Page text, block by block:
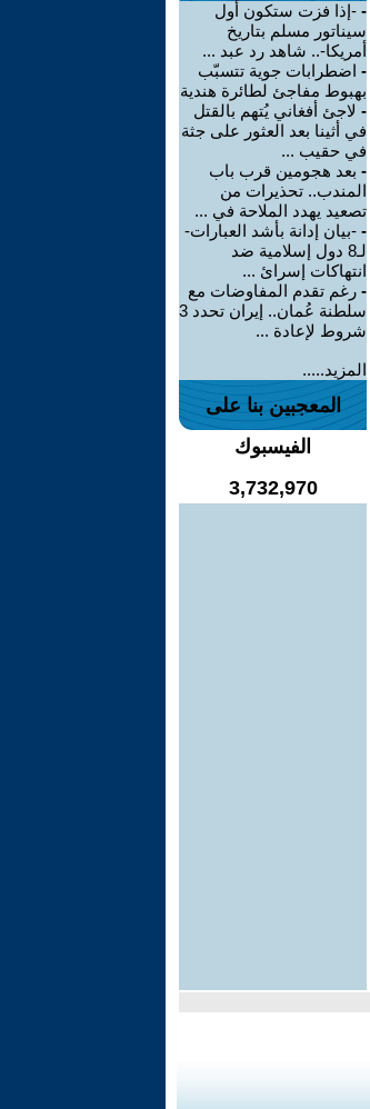
- -إذا فزت ستكون أول
سيناتور مسلم بتاريخ
أمريكا-.. شاهد رد عبد ...
- اضطرابات جوية تتسبّب
بهبوط مفاجئ لطائرة هندية
- لاجئ أفغاني يُتهم بالقتل
في أثينا بعد العثور على جثة
في حقيب ...
- بعد هجومين قرب باب
المندب.. تحذيرات من
تصعيد يهدد الملاحة في ...
- -بيان إدانة بأشد العبارات-
لـ8 دول إسلامية ضد
انتهاكات إسرائ ...
- رغم تقدم المفاوضات مع
سلطنة عُمان.. إيران تحدد 3
شروط لإعادة ...
المزيد.....
المعجبين بنا على
الفيسبوك
3,732,970